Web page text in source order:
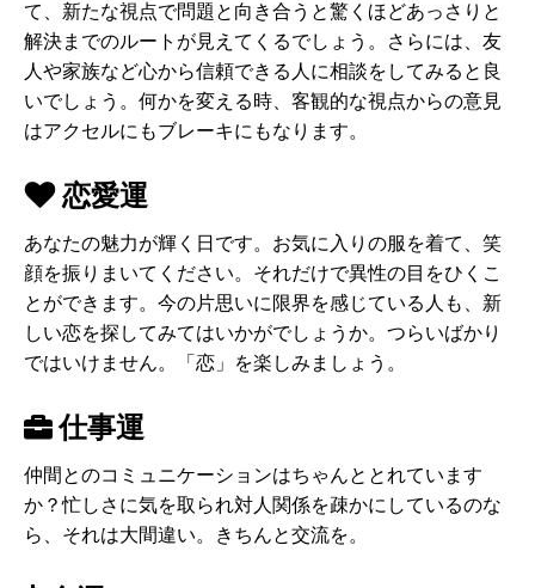
て、新たな視点で問題と向き合うと驚くほどあっさりと
解決までのルートが見えてくるでしょう。さらには、友
人や家族など心から信頼できる人に相談をしてみると良
いでしょう。何かを変える時、客観的な視点からの意見
はアクセルにもブレーキにもなります。
恋愛運
あなたの魅力が輝く日です。お気に入りの服を着て、笑
顔を振りまいてください。それだけで異性の目をひくこ
とができます。今の片思いに限界を感じている人も、新
しい恋を探してみてはいかがでしょうか。つらいばかり
ではいけません。「恋」を楽しみましょう。
仕事運
仲間とのコミュニケーションはちゃんととれています
か？忙しさに気を取られ対人関係を疎かにしているのな
ら、それは大間違い。きちんと交流を。